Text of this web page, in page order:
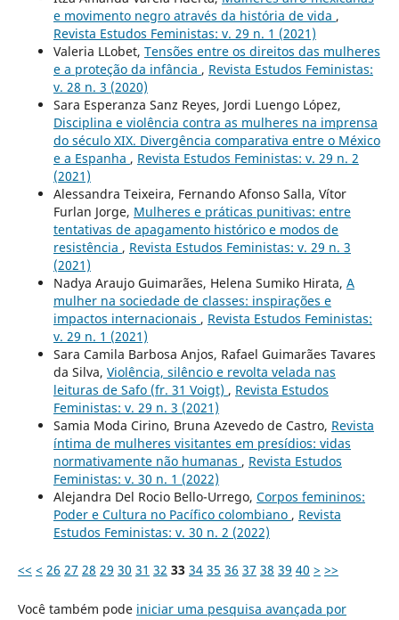
e movimento negro através da história de vida ,
Revista Estudos Feministas: v. 29 n. 1 (2021)
Valeria LLobet, Tensões entre os direitos das mulheres
e a proteção da infância , Revista Estudos Feministas:
v. 28 n. 3 (2020)
Sara Esperanza Sanz Reyes, Jordi Luengo López,
Disciplina e violência contra as mulheres na imprensa
do século XIX. Divergência comparativa entre o México
e a Espanha , Revista Estudos Feministas: v. 29 n. 2
(2021)
Alessandra Teixeira, Fernando Afonso Salla, Vítor
Furlan Jorge, Mulheres e práticas punitivas: entre
tentativas de apagamento histórico e modos de
resistência , Revista Estudos Feministas: v. 29 n. 3
(2021)
Nadya Araujo Guimarães, Helena Sumiko Hirata, A
mulher na sociedade de classes: inspirações e
impactos internacionais , Revista Estudos Feministas:
v. 29 n. 1 (2021)
Sara Camila Barbosa Anjos, Rafael Guimarães Tavares
da Silva, Violência, silêncio e revolta velada nas
leituras de Safo (fr. 31 Voigt) , Revista Estudos
Feministas: v. 29 n. 3 (2021)
Samia Moda Cirino, Bruna Azevedo de Castro, Revista
íntima de mulheres visitantes em presídios: vidas
normativamente não humanas , Revista Estudos
Feministas: v. 30 n. 1 (2022)
Alejandra Del Rocio Bello-Urrego, Corpos femininos:
Poder e Cultura no Pacífico colombiano , Revista
Estudos Feministas: v. 30 n. 2 (2022)
<< < 26 27 28 29 30 31 32 33 34 35 36 37 38 39 40 > >>
Você também pode iniciar uma pesquisa avançada por